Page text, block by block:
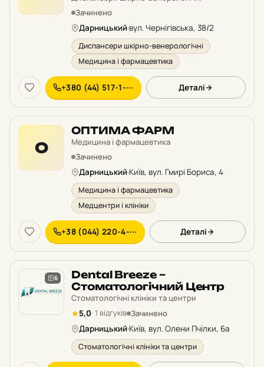
Зачинено
Дарницький·вул. Чернігівська, 38/2
Диспансери шкірно-венерологічні
Медицина і фармацевтика
+380 (44) 517-1-··· Деталі
О
ОПТИМА ФАРМ
Медицина і фармацевтика
Зачинено
Дарницький·Київ, вул. Гмирі Бориса, 4
Медицина і фармацевтика
Медцентри і клініки
+38 (044) 220-4-··· Деталі
6
Dental Breeze –
Стоматологічний Центр
Стоматологічні клініки та центри
5,0· 1 відгуків Зачинено
Дарницький·Київ, вул. Олени Пчілки, 6а
Стоматологічні клініки та центри